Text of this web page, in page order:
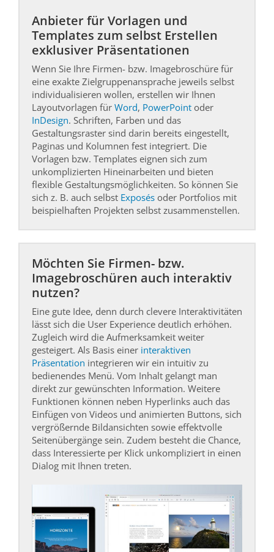
Anbieter für Vorlagen und
Templates zum selbst Erstellen
exklusiver Präsentationen
Wenn Sie Ihre Firmen- bzw. Imagebroschüre für
eine exakte Zielgruppenansprache jeweils selbst
individualisieren wollen, erstellen wir Ihnen
Layoutvorlagen für Word, PowerPoint oder
InDesign. Schriften, Farben und das
Gestaltungsraster sind darin bereits eingestellt,
Paginas und Kolumnen fest integriert. Die
Vorlagen bzw. Templates eignen sich zum
unkomplizierten Hineinarbeiten und bieten
flexible Gestaltungsmöglichkeiten. So können Sie
sich z. B. auch selbst Exposés oder Portfolios mit
beispielhaften Projekten selbst zusammenstellen.
Möchten Sie Firmen- bzw.
Imagebroschüren auch interaktiv
nutzen?
Eine gute Idee, denn durch clevere Interaktivitäten
lässt sich die User Experience deutlich erhöhen.
Zugleich wird die Aufmerksamkeit weiter
gesteigert. Als Basis einer interaktiven
Präsentation integrieren wir ein intuitiv zu
bedienendes Menü. Vom Inhalt gelangt man
direkt zur gewünschten Information. Weitere
Funktionen können neben Hyperlinks auch das
Einfügen von Videos und animierten Buttons, sich
vergrößernde Bildansichten sowie effektvolle
Seitenübergänge sein. Zudem besteht die Chance,
dass Interessierte per Klick unkompliziert in einen
Dialog mit Ihnen treten.